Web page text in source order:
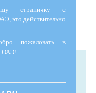
страничку с
это действительно
пожаловать в
ОАЭ!